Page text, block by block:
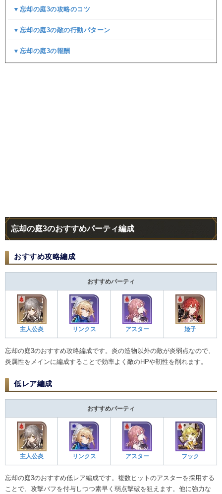
▼忘却の庭3の攻略のコツ
▼忘却の庭3の敵の行動パターン
▼忘却の庭3の報酬
忘却の庭3のおすすめパーティ編成
おすすめ攻略編成
おすすめパーティ
主人公炎 リンクス アスター 姫子
忘却の庭3のおすすめ攻略編成です。炎の造物以外の敵が炎弱点なので、
炎属性をメインに編成することで効率よく敵のHPや靭性を削れます。
低レア編成
おすすめパーティ
主人公炎 リンクス アスター フック
忘却の庭3のおすすめ低レア編成です。複数ヒットのアスターを採用する
ことで、攻撃バフを付与しつつ素早く弱点撃破を狙えます。他に強力な